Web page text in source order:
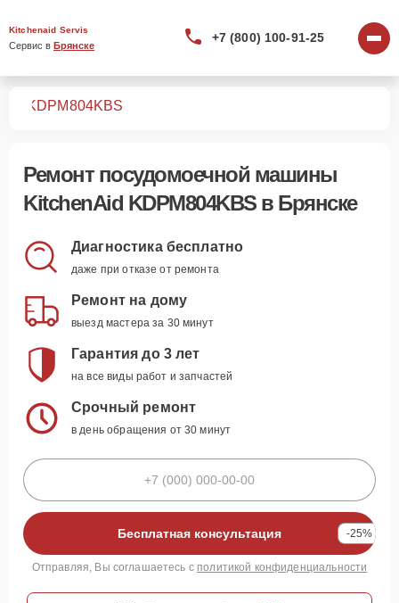
Kitchenaid Servis
Сервис в Брянске
+7 (800) 100-91-25
KDPM804KBS
Ремонт посудомоечной машины
KitchenAid KDPM804KBSв Брянске
Диагностика бесплатно
даже при отказе от ремонта
Ремонт на дому
выезд мастера за 30 минут
Гарантия до 3 лет
на все виды работ и запчастей
Срочный ремонт
в день обращения от 30 минут
Бесплатная консультация -25%
Отправляя, Вы соглашаетесь с политикой конфиденциальности